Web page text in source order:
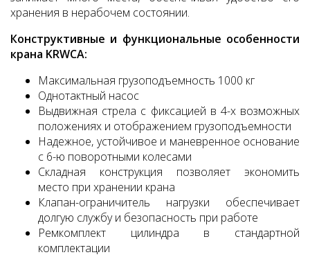
хранения в нерабочем состоянии.
Конструктивные и функциональные особенности
крана KRWCA:
Максимальная грузоподъемность 1000 кг
Однотактный насос
Выдвижная стрела с фиксацией в 4-х возможных
положениях и отображением грузоподъемности
Надежное, устойчивое и маневренное основание
с 6-ю поворотными колесами
Складная конструкция позволяет экономить
место при хранении крана
Клапан-ограничитель нагрузки обеспечивает
долгую службу и безопасность при работе
Ремкомплект цилиндра в стандартной
комплектации